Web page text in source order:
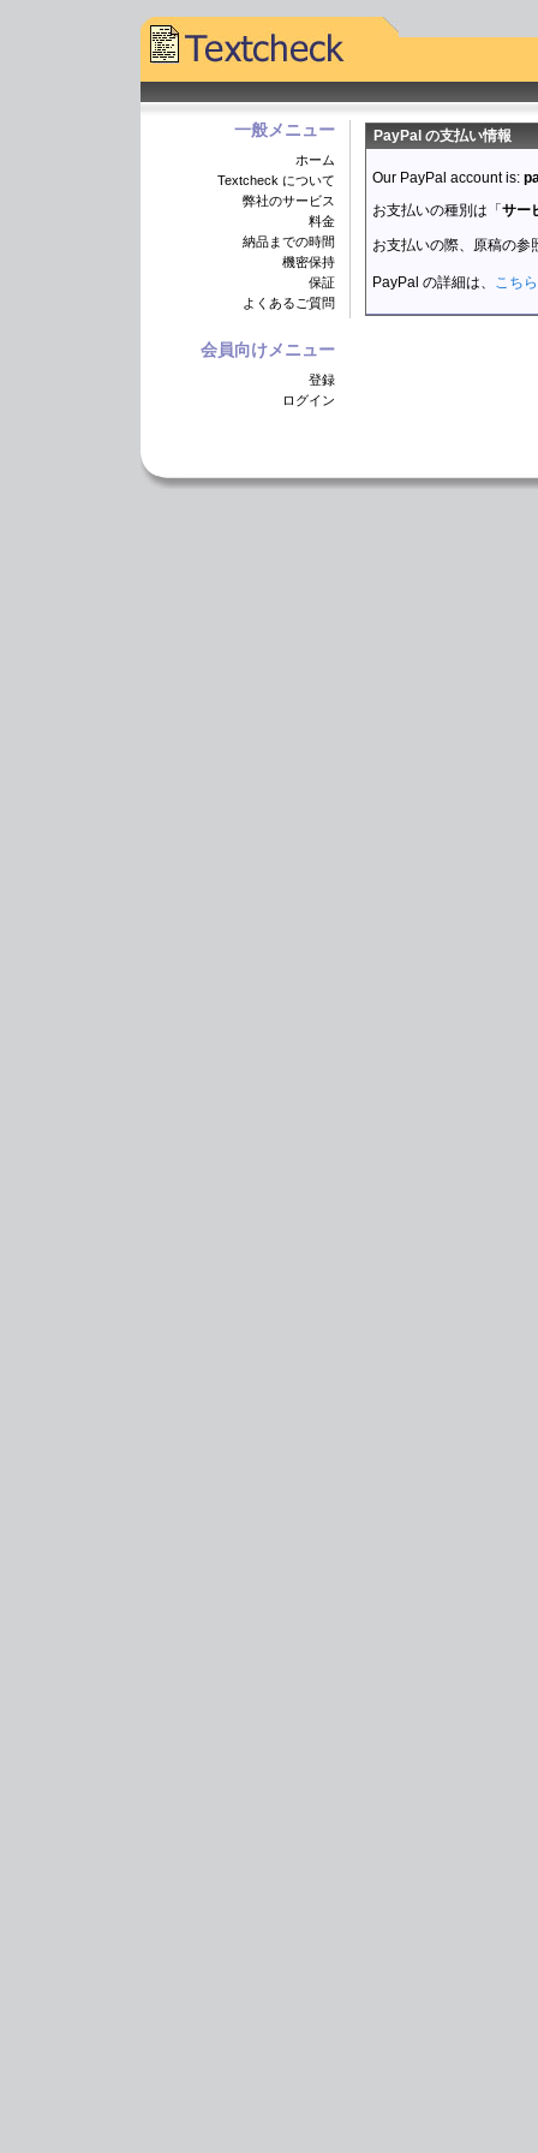
一般メニュー
ホーム
Textcheck について
弊社のサービス
料金
納品までの時間
機密保持
保証
よくあるご質問
会員向けメニュー
登録
ログイン
PayPal の支払い情報
Our PayPal account is:
お支払いの種別は「 サー
お支払いの際、原稿の参
PayPal の詳細は、 こちら